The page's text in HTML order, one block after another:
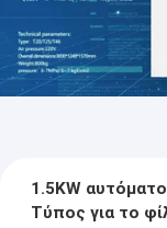
1.5KW
Τύπος για το